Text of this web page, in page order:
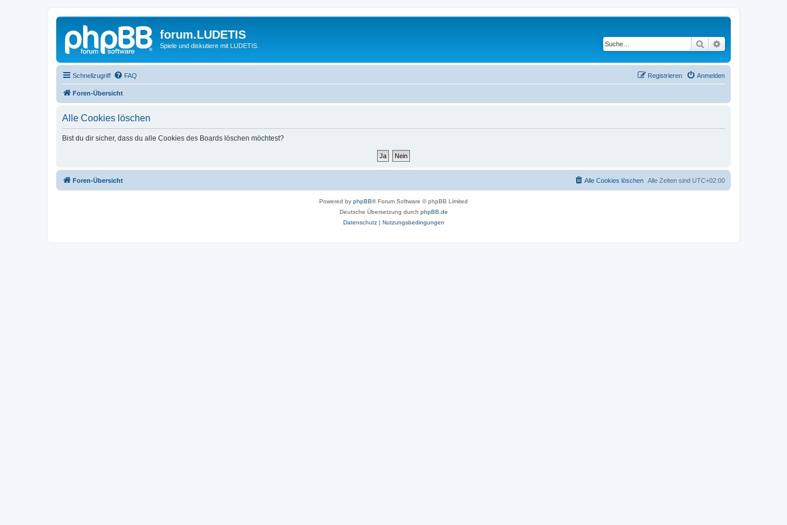
forum.LUDETIS
Spiele und diskutiere mit LUDETIS. Suche
Schnellzugriff FAQ Anmelden
Registrieren
Foren-Übersicht
Alle Cookies löschen
Bist du dir sicher, dass du alle Cookies des Boards löschen möchtest?
Foren-Übersicht Alle Zeiten sind UTC+02:00
Alle Cookies löschen
Powered by phpBB® Forum Software © phpBB Limited
Deutsche Übersetzung durch phpBB.de
Datenschutz| Nutzungsbedingungen